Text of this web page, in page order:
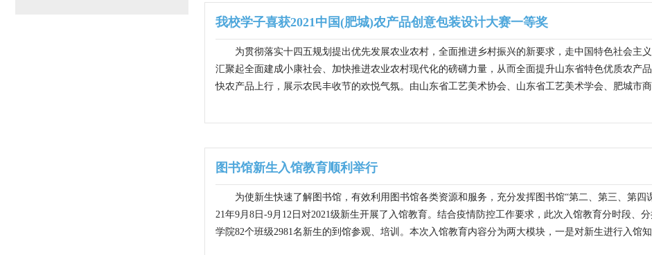
我校学子喜获2021中国(肥城)农产品创意包装设计大赛一等奖
为贯彻落实十四五规划提出优先发展农业农村，全面推进乡村振兴的新要求，走中国特色社会主
汇聚起全面建成小康社会、加快推进农业农村现代化的磅礴力量，从而全面提升山东省特色优质农产
快农产品上行，展示农民丰收节的欢悦气氛。由山东省工艺美术协会、山东省工艺美术学会、肥城市
图书馆新生入馆教育顺利举行
为使新生快速了解图书馆，有效利用图书馆各类资源和服务，充分发挥图书馆“第二、第三、第
21年9月8日-9月12日对2021级新生开展了入馆教育。结合疫情防控工作要求，此次入馆教育分时段、
学院82个班级2981名新生的到馆参观、培训。本次入馆教育内容分为两大模块，一是对新生进行入馆